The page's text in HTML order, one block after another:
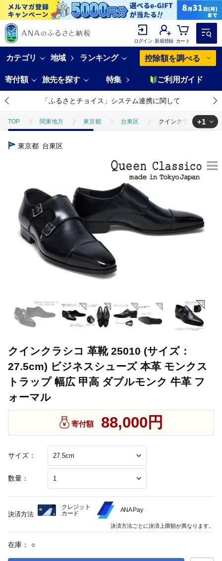
ログイン 新規登録 カート
カテゴリ 地域 ランキング 控除額を調べる
寄付額 旅先を探す 特集 ご利用ガイド
「ふるさとチョイス」システム連携に関して
TOP 関東地方 東京都 台東区 クインクラシコ 革靴
TOP
+1
東京都 台東区
クインクラシコ 革靴 25010 (サイズ：
27.5cm) ビジネスシューズ 本革 モンクス
トラップ 幅広 甲高 ダブルモンク 牛革 フ
ォーマル
サイズ：
数量：
寄付額 88,000円
在庫： ○
決済方法
クレジット
カード
ANA Pay
決済方法ごとに決済上限額が異なります。